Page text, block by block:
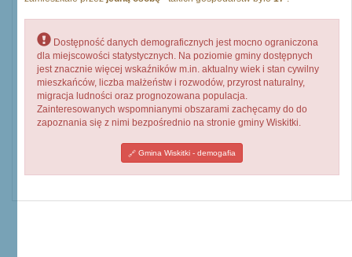
Dostępność danych demograficznych jest mocno ograniczona
dla miejscowości statystycznych. Na poziomie gminy dostępnych
jest znacznie więcej wskaźników m.in. aktualny wiek i stan cywilny
mieszkańców, liczba małżeństw i rozwodów, przyrost naturalny,
migracja ludności oraz prognozowana populacja.
Zainteresowanych wspomnianymi obszarami zachęcamy do do
zapoznania się z nimi bezpośrednio na stronie gminy Wiskitki.
Gmina Wiskitki - demogafia